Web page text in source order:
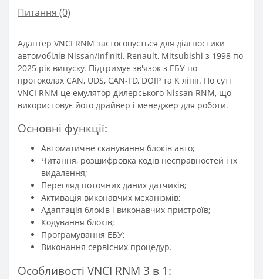
Питання (0)
Адаптер VNCI RNM застосовується для діагностики
автомобілів Nissan/Infiniti, Renault, Mitsubishi з 1998 по
2025 рік випуску. Підтримує зв'язок з ЕБУ по
протоколах CAN, UDS, CAN-FD, DOIP та К лінії. По суті
VNCI RNM це емулятор дилерського Nissan RNM, що
використовує його драйвер і менеджер для роботи.
Основні функції:
Автоматичне сканування блоків авто;
Читання, розшифровка кодів несправностей і їх
видалення;
Перегляд поточних даних датчиків;
Активація виконавчих механізмів;
Адаптація блоків і виконавчих пристроїв;
Кодування блоків;
Програмування ЕБУ;
Виконання сервісних процедур.
Особливості VNCI RNM 3 в 1: